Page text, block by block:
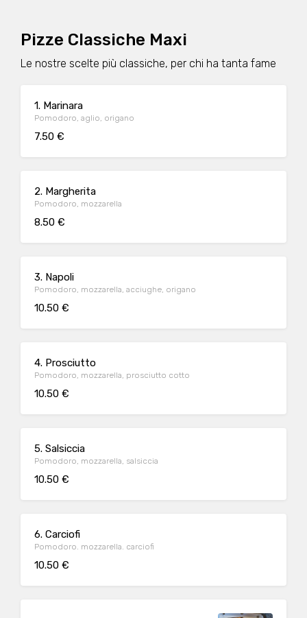
Pizze Classiche Maxi
Le nostre scelte più classiche, per chi ha tanta fame
1. Marinara
Pomodoro, aglio, origano
7.50 €
2. Margherita
Pomodoro, mozzarella
8.50 €
3. Napoli
Pomodoro, mozzarella, acciughe, origano
10.50 €
4. Prosciutto
Pomodoro, mozzarella, prosciutto cotto
10.50 €
5. Salsiccia
Pomodoro, mozzarella, salsiccia
10.50 €
6. Carciofi
Pomodoro. mozzarella. carciofi
10.50 €